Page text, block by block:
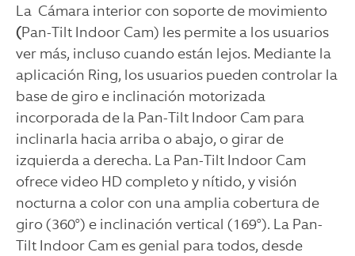
La Cámara interior con soporte de movimiento
(Pan-Tilt Indoor Cam) les permite a los usuarios
ver más, incluso cuando están lejos. Mediante la
aplicación Ring, los usuarios pueden controlar la
base de giro e inclinación motorizada
incorporada de la Pan-Tilt Indoor Cam para
inclinarla hacia arriba o abajo, o girar de
izquierda a derecha. La Pan-Tilt Indoor Cam
ofrece video HD completo y nítido, y visión
nocturna a color con una amplia cobertura de
giro (360°) e inclinación vertical (169°). La Pan-
Tilt Indoor Cam es genial para todos, desde